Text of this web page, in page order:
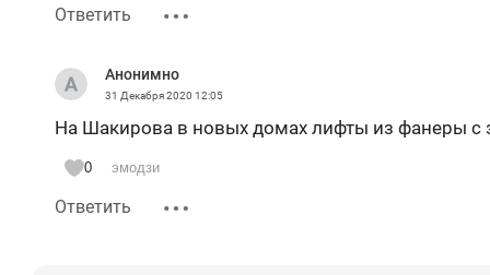
Ответить
Анонимно
31 Декабря 2020 12:05
На Шакирова в новых домах лифты из фанеры
0 эмодзи
Ответить